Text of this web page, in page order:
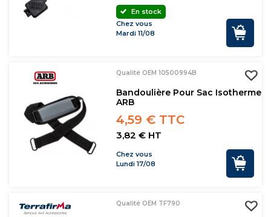
En stock
Chez vous
Mardi 11/08
Qualité OEM 10500994B
Bandoulière Pour Sac Isotherme
ARB
4,59 € TTC
3,82 € HT
Chez vous
Lundi 17/08
Qualité OEM TF790